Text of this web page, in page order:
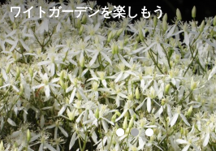
ワイトガーデンを楽しもう